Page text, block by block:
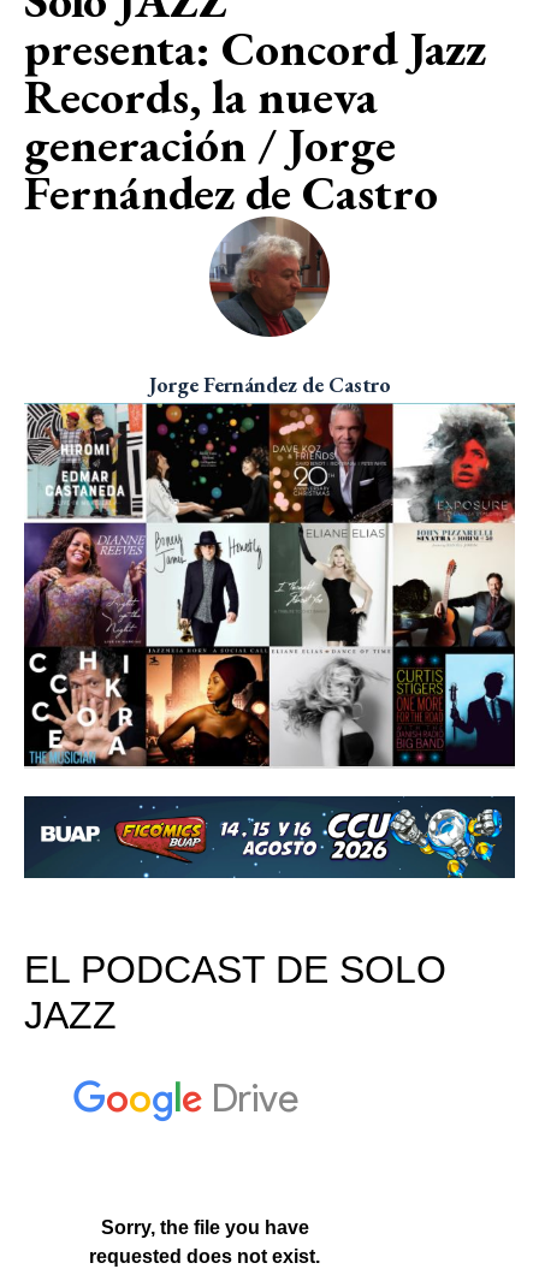
presenta: Concord Jazz
Records, la nueva
generación / Jorge
Fernández de Castro
Jorge Fernández de Castro
EL PODCAST DE SOLO
JAZZ